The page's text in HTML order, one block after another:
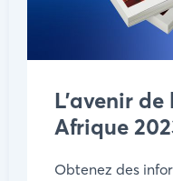
L'avenir de
Afrique
Obtenez des